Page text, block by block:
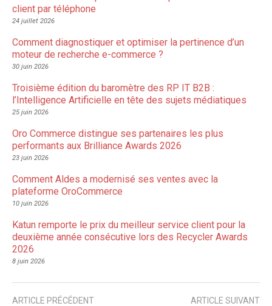
client par téléphone
24 juillet 2026
Comment diagnostiquer et optimiser la pertinence d’un
moteur de recherche e-commerce ?
30 juin 2026
Troisième édition du baromètre des RP IT B2B :
l’Intelligence Artificielle en tête des sujets médiatiques
25 juin 2026
Oro Commerce distingue ses partenaires les plus
performants aux Brilliance Awards 2026
23 juin 2026
Comment Aldes a modernisé ses ventes avec la
plateforme OroCommerce
10 juin 2026
Katun remporte le prix du meilleur service client pour la
deuxième année consécutive lors des Recycler Awards
2026
8 juin 2026
ARTICLE PRÉCÉDENT ARTICLE SUIVANT